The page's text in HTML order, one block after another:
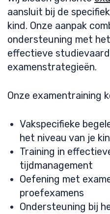
aansluit bij de
kind. Onze aanpak
ondersteuning met
effectieve
examenstrategieën.
Onze examentraining
Vakspecifieke
het niveau van je
Training in
tijdmanagement
Oefening met
proefexamens
Ondersteuning bij